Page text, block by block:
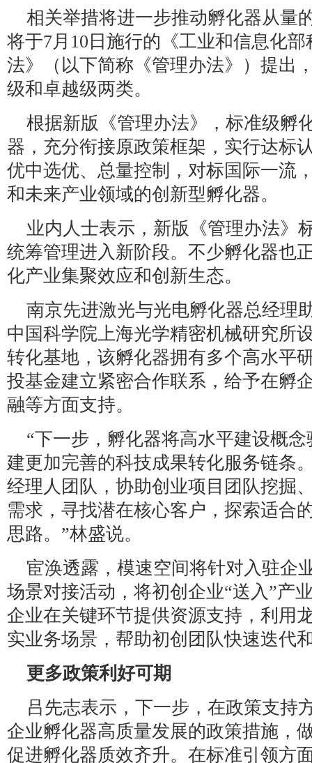
相关举措将进一步推动孵化器从量
将于7月10日施行的《工业和信息化
法》（以下简称《管理办法》）提出
级和卓越级两类。
根据新版《管理办法》，标准级孵
器，充分衔接原政策框架，实行达标
优中选优、总量控制，对标国际一流
和未来产业领域的创新型孵化器。
业内人士表示，新版《管理办法》
统筹管理进入新阶段。不少孵化器也
化产业集聚效应和创新生态。
南京先进激光与光电孵化器总经理
中国科学院上海光学精密机械研究所
转化基地，该孵化器拥有多个高水平
投基金建立紧密合作联系，给予在孵
融等方面支持。
“下一步，孵化器将高水平建设概
建更加完善的科技成果转化服务链条
经理人团队，协助创业项目团队挖掘
需求，寻找潜在核心客户，探索适合
思路。”林盛说。
宦涣透露，模速空间将针对入驻企
场景对接活动，将初创企业“送入”产
企业在关键环节提供资源支持，利用
实业务场景，帮助初创团队快速迭代
更多政策利好可期
吕先志表示，下一步，在政策支持
企业孵化器高质量发展的政策措施，
促进孵化器质效齐升。在标准引领方